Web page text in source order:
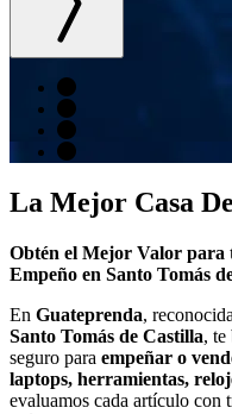
La Mejor Casa
Obtén el Mejor Valor para
Empeño en Santo Tomás
En Guateprenda,
Santo Tomás de Castilla, te
seguro para empeñar o
laptops, herramientas,
evaluamos cada artículo con